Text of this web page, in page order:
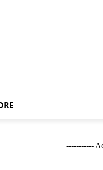
-----------